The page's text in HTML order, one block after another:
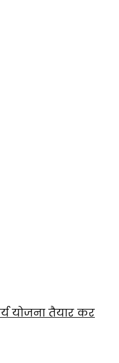
योजना तैयार कर